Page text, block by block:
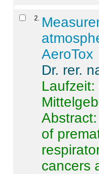
2
AeroTox
Dr. rer.
Abstract:
of
cancers